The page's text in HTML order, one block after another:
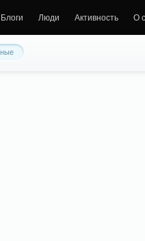
Блоги Люди Активность О